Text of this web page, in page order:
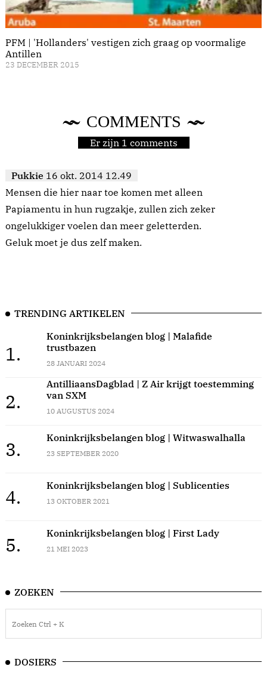
PFM | 'Hollanders' vestigen zich graag op voormalige
Antillen
23 DECEMBER 2015
COMMENTS
Er zijn 1 comments
Pukkie 16 okt. 2014 12.49
Mensen die hier naar toe komen met alleen
Papiamentu in hun rugzakje, zullen zich zeker
ongelukkiger voelen dan meer geletterden.
Geluk moet je dus zelf maken.
TRENDING ARTIKELEN
1.
Koninkrijksbelangen blog | Malafide
trustbazen
28 JANUARI 2024
2.
AntilliaansDagblad | Z Air krijgt toestemming
van SXM
10 AUGUSTUS 2024
3.
Koninkrijksbelangen blog | Witwaswalhalla
23 SEPTEMBER 2020
4.
Koninkrijksbelangen blog | Sublicenties
13 OKTOBER 2021
5.
Koninkrijksbelangen blog | First Lady
21 MEI 2023
ZOEKEN
DOSIERS